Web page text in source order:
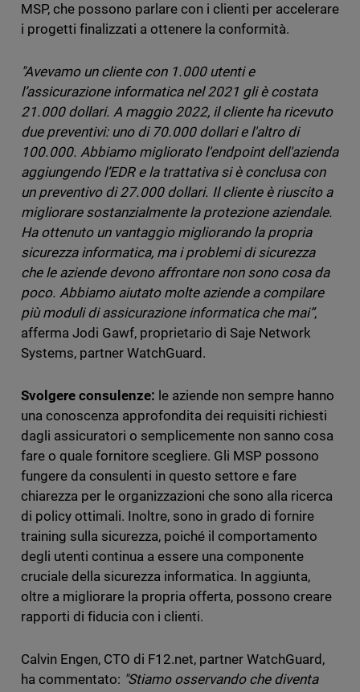
MSP, che possono parlare con i clienti per accelerare
i progetti finalizzati a ottenere la conformità.
"Avevamo un cliente con 1.000 utenti e
l’assicurazione informatica nel 2021 gli è costata
21.000 dollari. A maggio 2022, il cliente ha ricevuto
due preventivi: uno di 70.000 dollari e l'altro di
100.000. Abbiamo migliorato l'endpoint dell'azienda
aggiungendo l’EDR e la trattativa si è conclusa con
un preventivo di 27.000 dollari. Il cliente è riuscito a
migliorare sostanzialmente la protezione aziendale.
Ha ottenuto un vantaggio migliorando la propria
sicurezza informatica, ma i problemi di sicurezza
che le aziende devono affrontare non sono cosa da
poco. Abbiamo aiutato molte aziende a compilare
più moduli di assicurazione informatica che mai”,
afferma Jodi Gawf, proprietario di Saje Network
Systems, partner WatchGuard.
Svolgere consulenze: le aziende non sempre hanno
una conoscenza approfondita dei requisiti richiesti
dagli assicuratori o semplicemente non sanno cosa
fare o quale fornitore scegliere. Gli MSP possono
fungere da consulenti in questo settore e fare
chiarezza per le organizzazioni che sono alla ricerca
di policy ottimali. Inoltre, sono in grado di fornire
training sulla sicurezza, poiché il comportamento
degli utenti continua a essere una componente
cruciale della sicurezza informatica. In aggiunta,
oltre a migliorare la propria offerta, possono creare
rapporti di fiducia con i clienti.
Calvin Engen, CTO di F12.net, partner WatchGuard,
ha commentato: "Stiamo osservando che diventa